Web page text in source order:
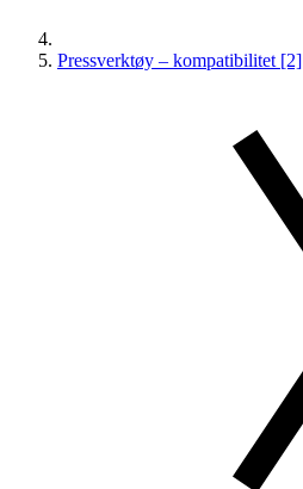
Pressverktøy – kompatibilitet [2]